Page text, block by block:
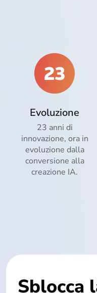
Evoluzione
23 anni di
innovazione, ora in
evoluzione dalla
conversione alla
creazione IA.
Sblocca